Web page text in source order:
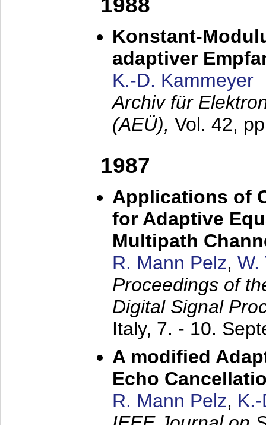
1988
Konstant-
adaptiver
K.-D. Kammeyer
Archiv für
(AEÜ), Vol. 42,
1987
Applications of
for Adaptive
Multipath
R. Mann Pelz, W.
Proceedings of
Digital Signal
Italy, 7. - 10.
A modified
Echo
R. Mann Pelz,